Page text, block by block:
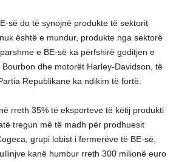
së do të synojnë produkte të sektorit
është e mundur, produkte nga sektorë
e BE-së ka përfshirë goditjen e
dhe motorët Harley-Davidson, të
Republikane ka ndikim të fortë.
rreth 35% të eksporteve të këtij produkti
tregun më të madh për prodhuesit
grupi lobist i fermerëve të BE-së,
kanë humbur rreth 300 milionë euro